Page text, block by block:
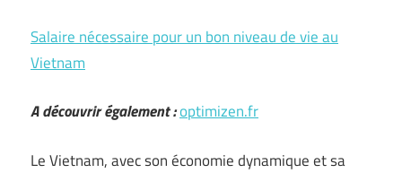
Salaire nécessaire pour un bon niveau de vie au
Vietnam
A découvrir également :optimizen.fr
Le Vietnam, avec son économie dynamique et sa